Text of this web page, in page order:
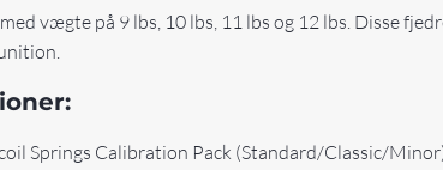
vægte på 9 lbs, 10 lbs, 11 lbs og 12 lbs. Disse
Springs Calibration Pack (Standard/Classic/